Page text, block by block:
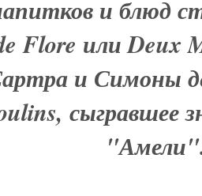
и блюд
Flore или
и Симоны
сыгравшее